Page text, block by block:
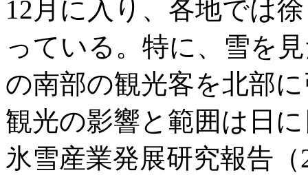
12月に入り、各地では
っている。特に、雪を
の南部の観光客を北部
観光の影響と範囲は日
氷雪産業発展研究報告